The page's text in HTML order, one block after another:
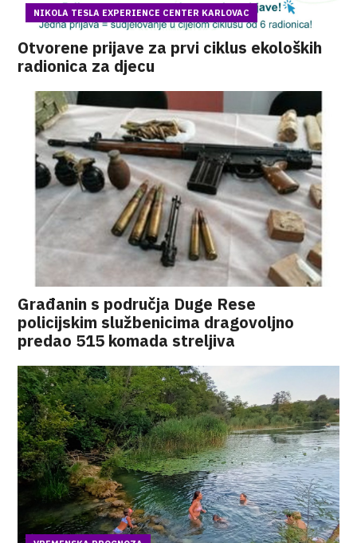
NIKOLA TESLA EXPERIENCE CENTER KARLOVAC
Otvorene prijave za prvi ciklus ekoloških
radionica za djecu
Građanin s područja Duge Rese
policijskim službenicima dragovoljno
predao 515 komada streljiva